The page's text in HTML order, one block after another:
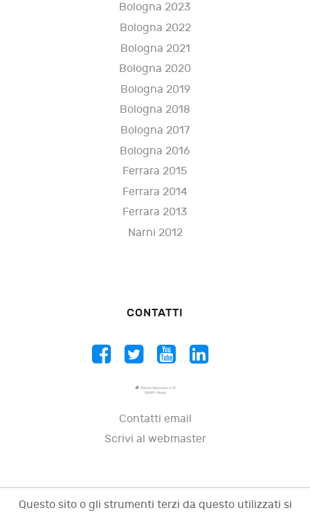
Bologna 2023
Bologna 2022
Bologna 2021
Bologna 2020
Bologna 2019
Bologna 2018
Bologna 2017
Bologna 2016
Ferrara 2015
Ferrara 2014
Ferrara 2013
Narni 2012
CONTATTI
Piazza Vescovio, n. 21
00199 - Roma
Contatti email
Scrivi al webmaster
Questo sito o gli strumenti terzi da questo utilizzati si